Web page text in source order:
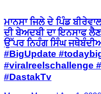
ਮਾਨਸਾ ਜਿਲੇ ਦੇ ਪਿੰਡ
ਦੀ ਬੇਅਦਬੀ ਦਾ ਇਨਸਾਫ
ਉੱਪਰ ਨਿਹੰਗ ਸਿੰਘ
#BigUpdate
#viralreelschallenge
#DastakTv